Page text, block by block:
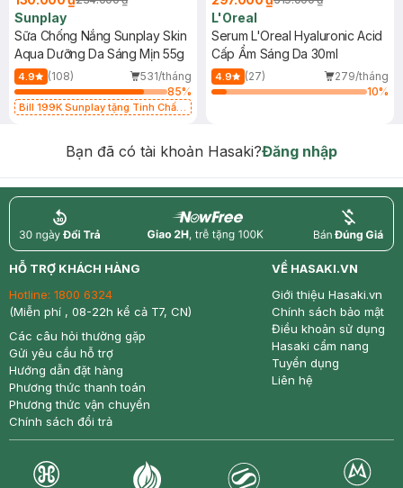
Sunplay
Sữa Chống Nắng Sunplay Skin
Aqua Dưỡng Da Sáng Mịn 55g
4.9 (108)
531/tháng
85%
Bill 199K Sunplay tặng Tinh Chất
L'Oreal
Serum L'Oreal Hyaluronic Acid
Cấp Ẩm Sáng Da 30ml
4.9 (27)
279/tháng
10%
Bạn đã có tài khoản Hasaki?Đăng nhập
return nowfree price
HỖ TRỢ KHÁCH HÀNG
Hotline: 1800 6324
(Miễn phí , 08-22h kể cả T7, CN)
Các câu hỏi thường gặp
Gửi yêu cầu hỗ trợ
Hướng dẫn đặt hàng
Phương thức thanh toán
Phương thức vận chuyển
Chính sách đổi trả
VỀ HASAKI.VN
Giới thiệu Hasaki.vn
Chính sách bảo mật
Điều khoản sử dụng
Hasaki cẩm nang
Tuyển dụng
Liên hệ